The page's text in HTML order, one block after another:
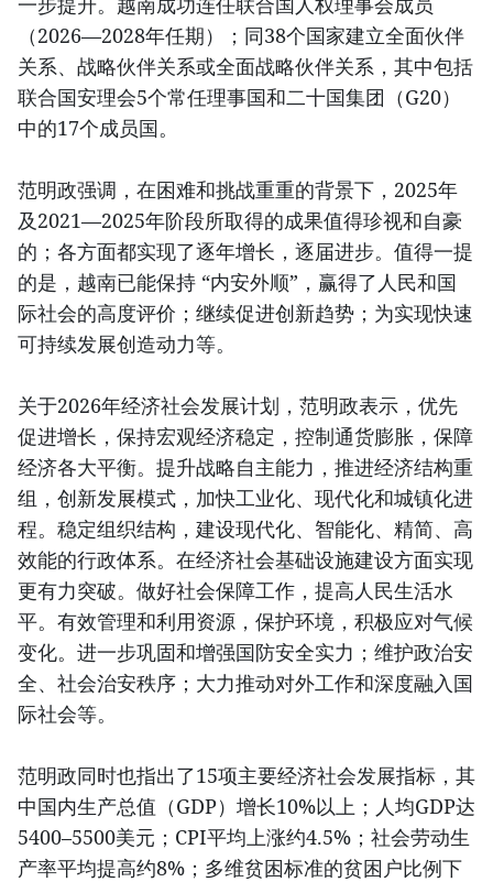
（2026—2028年任期）；同38个国家建立全面伙伴
关系、战略伙伴关系或全面战略伙伴关系，其中包括
联合国安理会5个常任理事国和二十国集团（G20）
中的17个成员国。
范明政强调，在困难和挑战重重的背景下，2025年
及2021—2025年阶段所取得的成果值得珍视和自豪
的；各方面都实现了逐年增长，逐届进步。值得一提
的是，越南已能保持 “内安外顺”，赢得了人民和国
际社会的高度评价；继续促进创新趋势；为实现快速
可持续发展创造动力等。
关于2026年经济社会发展计划，范明政表示，优先
促进增长，保持宏观经济稳定，控制通货膨胀，保障
经济各大平衡。提升战略自主能力，推进经济结构重
组，创新发展模式，加快工业化、现代化和城镇化进
程。稳定组织结构，建设现代化、智能化、精简、高
效能的行政体系。在经济社会基础设施建设方面实现
更有力突破。做好社会保障工作，提高人民生活水
平。有效管理和利用资源，保护环境，积极应对气候
变化。进一步巩固和增强国防安全实力；维护政治安
全、社会治安秩序；大力推动对外工作和深度融入国
际社会等。
范明政同时也指出了15项主要经济社会发展指标，其
中国内生产总值（GDP）增长10%以上；人均GDP达
5400–5500美元；CPI平均上涨约4.5%；社会劳动生
产率平均提高约8%；多维贫困标准的贫困户比例下